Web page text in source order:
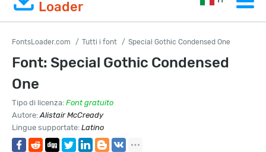
Loader
FontsLoader.com Tutti i font Special Gothic Condensed One
Font: Special Gothic Condensed
One
Tipo di licenza: Font gratuito
Autore:Alistair McCready
Lingue supportate: Latino